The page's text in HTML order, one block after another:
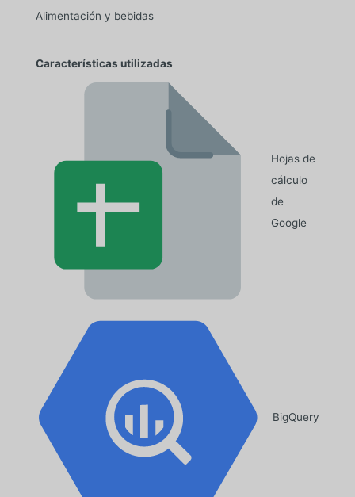
Alimentación y bebidas
Características utilizadas
Hojas de
cálculo
de
Google
BigQuery